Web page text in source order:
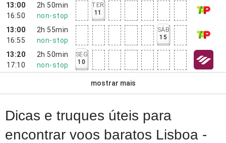
13:00
16:50
2h 50min
non-stop
TER
11
13:00
16:55
2h 55min
non-stop
SÁB
15
13:20
17:10
2h 50min
non-stop
SEG
10
mostrar mais
Dicas e truques úteis para
encontrar voos baratos Lisboa -